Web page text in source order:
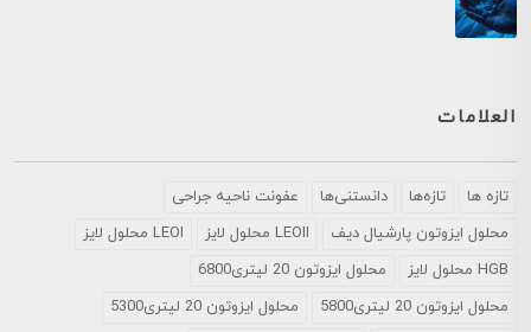
العلامات
تازه ها تازه‌ها دانستنی‌ها
عفونت ناحیه جراحی
محلول ايزوتون پارشيال ديف
LEOII محلول لایز
LEOI محلول لایز
HGB محلول لایز
محلول ایزوتون 20 لیتری6800
محلول ایزوتون 20 لیتری5800
محلول ایزوتون 20 لیتری5300